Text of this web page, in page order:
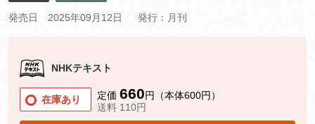
発売日 2025年09月12日 発行：月刊
NHKテキスト
在庫あり 定価 660円（本体600円）
送料 110円